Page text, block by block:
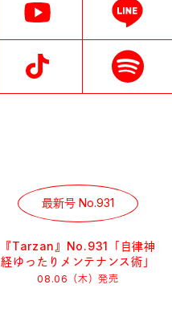
最新号 No.931
『Tarzan』No.931「自律神
経ゆったりメンテナンス術」
08.06（木）発売